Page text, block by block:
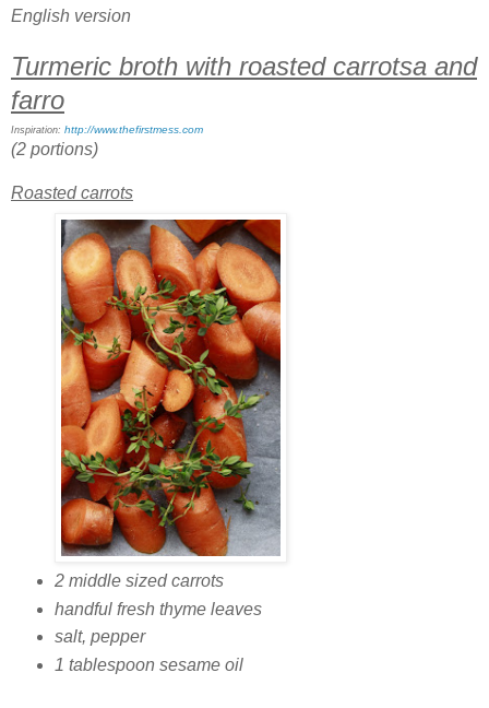
English version
Turmeric broth with roasted carrotsa and
farro
Inspiration: http://www.thefirstmess.com
(2 portions)
Roasted carrots
2 middle sized carrots
handful fresh thyme leaves
salt, pepper
1 tablespoon sesame oil